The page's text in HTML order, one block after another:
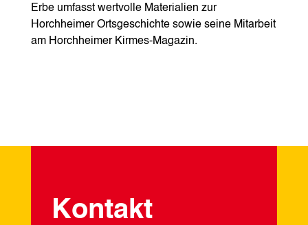
Erbe umfasst wertvolle Materialien zur
Horchheimer Ortsgeschichte sowie seine Mitarbeit
am Horchheimer Kirmes-Magazin.
Kontakt